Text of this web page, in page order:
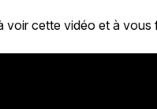
voir cette vidéo et à vous